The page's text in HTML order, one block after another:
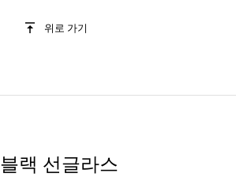
위로 가기
블랙 선글라스